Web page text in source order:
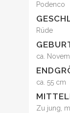
Podenco
Rüde
ca.
ca. 55 cm
Zu jung,